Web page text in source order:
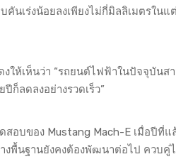
นเร่งน้อยลงเพียงไม่กี่มิลลิเมตรในแ
ให้เห็นว่า “รถยนต์ไฟฟ้าในปัจจุบันส
ก็ลดลงอย่างรวดเร็ว”
สอบของ Mustang Mach-E เมื่อปีที่แ
างพื้นฐานยังคงต้องพัฒนาต่อไป ควบคู่